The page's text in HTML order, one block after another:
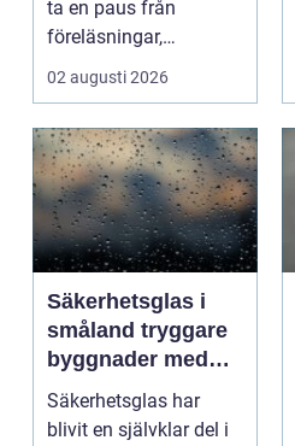
ta en paus från
föreläsningar,
tentaplugg och sena
02 augusti 2026
Säkerhetsglas i
småland tryggare
byggnader med
smarta
glaslösningar
Säkerhetsglas har
blivit en självklar del i